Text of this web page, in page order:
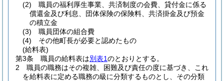
(2)
職員の福利厚生事業、共済制度の会費、貸付金に係る
償還金及び利息、団体保険の保険料、共済掛金及び預金
の積立金
(3)
職員団体の組合費
(4)
その他町長が必要と認めたもの
(給料表)
第3条
職員の給料表は別表1のとおりとする。
2
職員の職務はその複雑、困難及び責任の度に基づき、これ
を給料表に定める職務の級に分類するものとし、その分類